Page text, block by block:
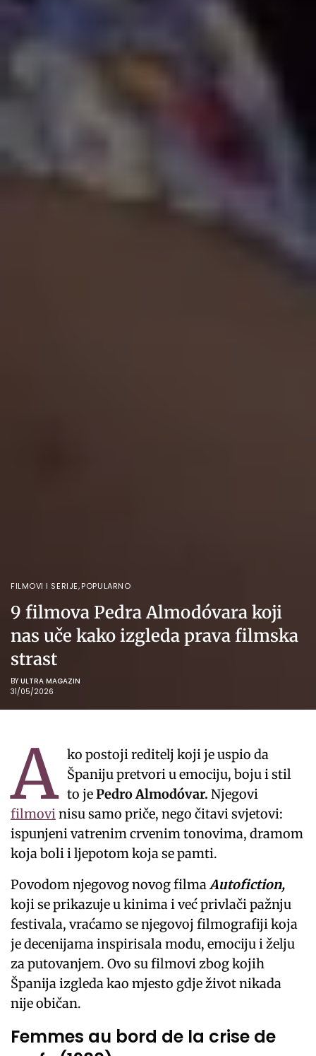
FILMOVI I SERIJE,POPULARNO
9 filmova Pedra Almodóvara koji
nas uče kako izgleda prava filmska
strast
BY ULTRA MAGAZIN
31/05/2026
A ko postoji reditelj koji je uspio da
Španiju pretvori u emociju, boju i stil
to jePedro Almodóvar. Njegovi
filmovinisu samo priče, nego čitavi svjetovi:
ispunjeni vatrenim crvenim tonovima, dramom
koja boli i ljepotom koja se pamti.
Povodom njegovog novog filmaAutofiction,
koji se prikazuje u kinima i već privlači pažnju
festivala, vraćamo se njegovoj filmografiji koja
je decenijama inspirisala modu, emociju i želju
za putovanjem. Ovo su filmovi zbog kojih
Španija izgleda kao mjesto gdje život nikada
nije običan.
Femmes au bord de la crise de